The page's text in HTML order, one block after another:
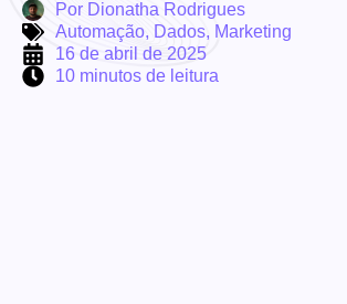
Por Dionatha Rodrigues
Automação, Dados, Marketing
16 de abril de 2025
10 minutos de leitura